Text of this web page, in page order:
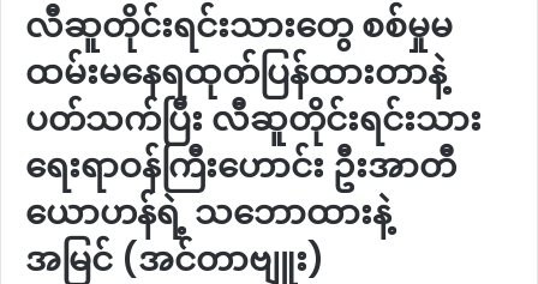
လီဆူတိုင်းရင်းသားတွေ စစ်မှုမ
ထမ်းမနေရထုတ်ပြန်ထားတာနဲ့
ပတ်သက်ပြီး လီဆူတိုင်းရင်းသား
ရေးရာဝန်ကြီးဟောင်း ဦးအာတီ
ယောဟန်ရဲ့ သဘောထားနဲ့
အမြင် (အင်တာဗျူး)